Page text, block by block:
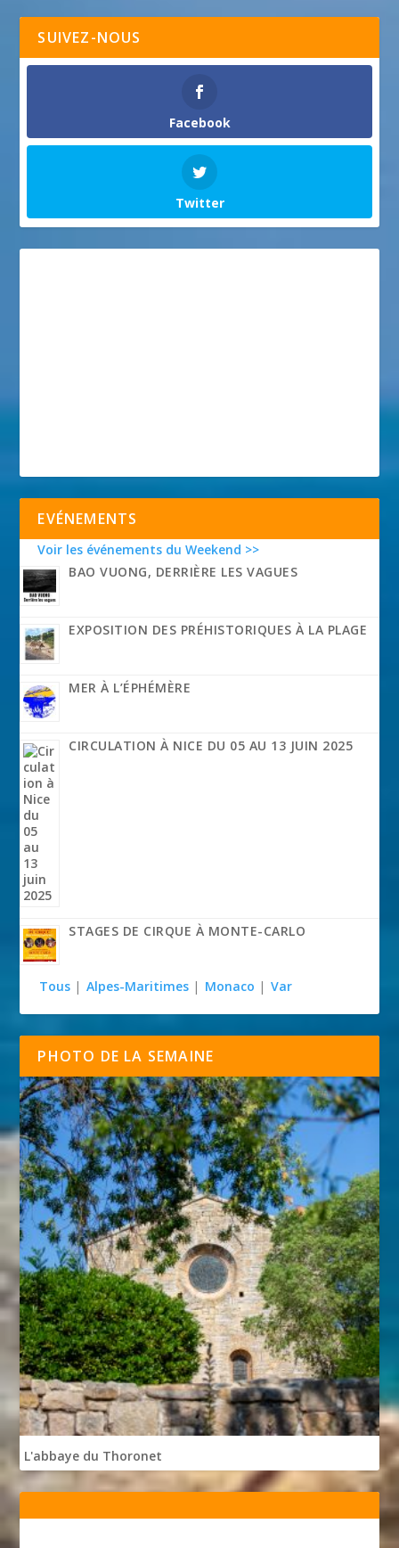
SUIVEZ-NOUS
Facebook
Twitter
EVÉNEMENTS
Voir les événements du Weekend >>
BAO VUONG, DERRIÈRE LES VAGUES
EXPOSITION DES PRÉHISTORIQUES À LA PLAGE
MER À L’ÉPHÉMÈRE
CIRCULATION À NICE DU 05 AU 13 JUIN 2025
STAGES DE CIRQUE À MONTE-CARLO
Tous | Alpes-Maritimes | Monaco | Var
PHOTO DE LA SEMAINE
L'abbaye du Thoronet